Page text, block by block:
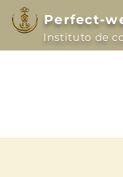
Perfect-
Instituto de